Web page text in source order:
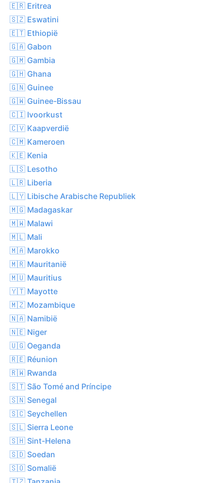
🇪🇷 Eritrea
🇸🇿 Eswatini
🇪🇹 Ethiopië
🇬🇦 Gabon
🇬🇲 Gambia
🇬🇭 Ghana
🇬🇳 Guinee
🇬🇼 Guinee-Bissau
🇨🇮 Ivoorkust
🇨🇻 Kaapverdië
🇨🇲 Kameroen
🇰🇪 Kenia
🇱🇸 Lesotho
🇱🇷 Liberia
🇱🇾 Libische Arabische Republiek
🇲🇬 Madagaskar
🇲🇼 Malawi
🇲🇱 Mali
🇲🇦 Marokko
🇲🇷 Mauritanië
🇲🇺 Mauritius
🇾🇹 Mayotte
🇲🇿 Mozambique
🇳🇦 Namibië
🇳🇪 Niger
🇺🇬 Oeganda
🇷🇪 Réunion
🇷🇼 Rwanda
🇸🇹 São Tomé and Príncipe
🇸🇳 Senegal
🇸🇨 Seychellen
🇸🇱 Sierra Leone
🇸🇭 Sint-Helena
🇸🇩 Soedan
🇸🇴 Somalië